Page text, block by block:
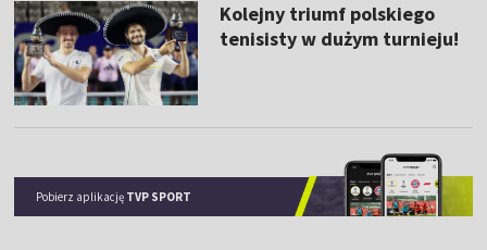
Kolejny triumf polskiego
tenisisty w dużym turnieju!
Pobierz aplikację TVP SPORT